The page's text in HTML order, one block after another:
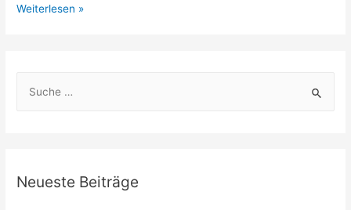
Tierisches
Weiterlesen »
n
Neueste Beiträge